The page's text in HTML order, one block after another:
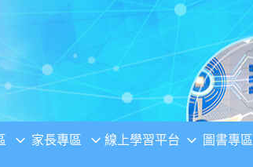
家長專區 線上學習平台 圖書專區